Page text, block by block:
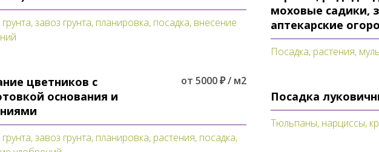
завоз грунта, планировка, посадка, внесение
цветников с
основания и
от 5000 ₽ / м2
завоз грунта, планировка, растения, посадка,
моховые садики,
аптекарские
Посадка, растения,
Посадка
Тюльпаны, нарциссы,